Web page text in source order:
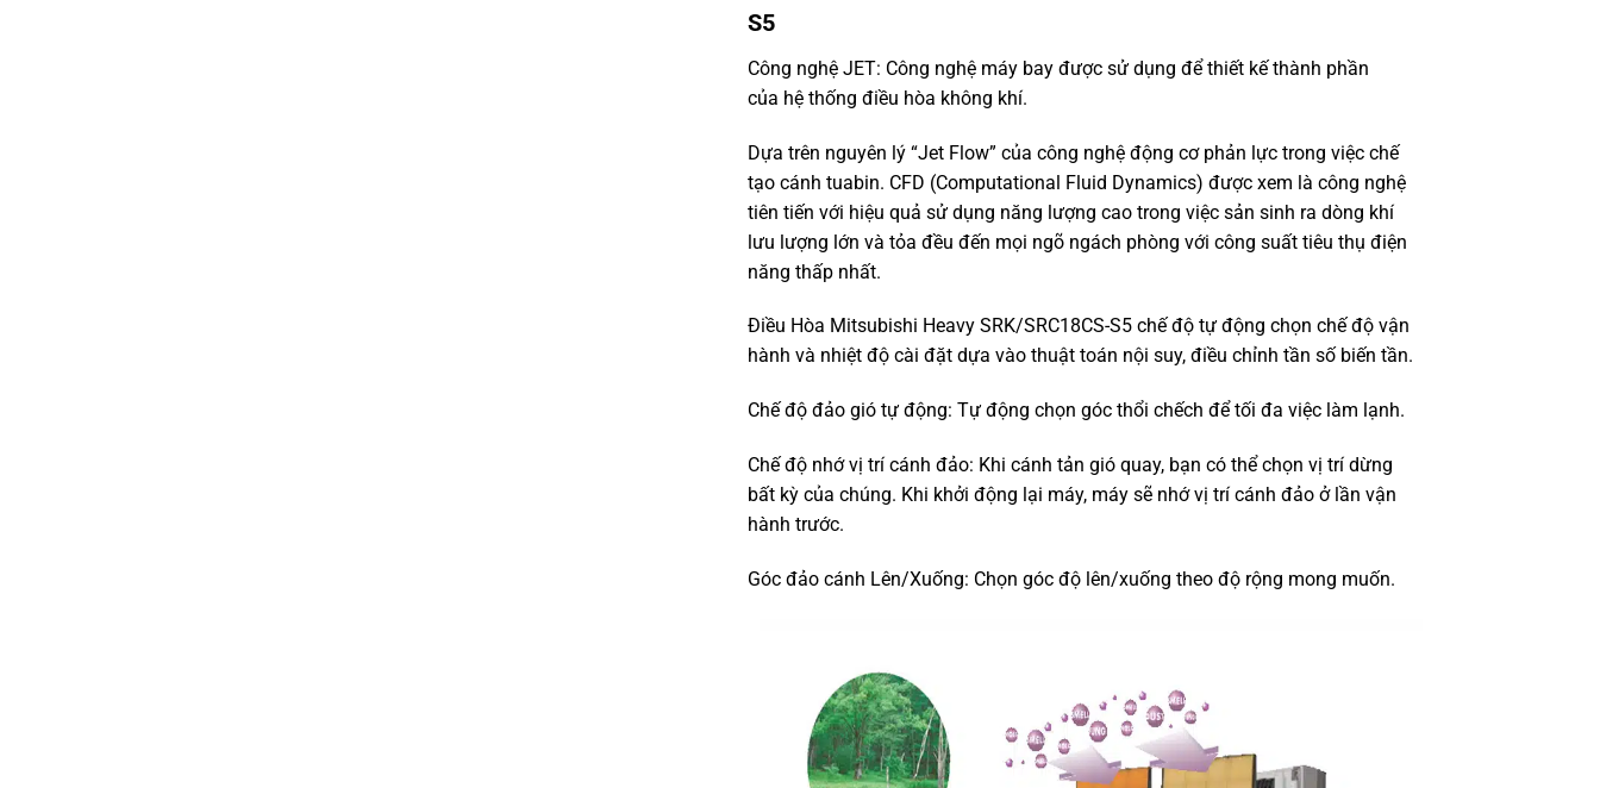
S5
Công nghệ JET: Công nghệ máy bay được sử dụng để thiết kế thành phần
của hệ thống điều hòa không khí.
Dựa trên nguyên lý “Jet Flow” của công nghệ động cơ phản lực trong việc chế
tạo cánh tuabin. CFD (Computational Fluid Dynamics) được xem là công nghệ
tiên tiến với hiệu quả sử dụng năng lượng cao trong việc sản sinh ra dòng khí
lưu lượng lớn và tỏa đều đến mọi ngõ ngách phòng với công suất tiêu thụ điện
năng thấp nhất.
Điều Hòa Mitsubishi Heavy SRK/SRC18CS-S5 chế độ tự động chọn chế độ vận
hành và nhiệt độ cài đặt dựa vào thuật toán nội suy, điều chỉnh tần số biến tần.
Chế độ đảo gió tự động: Tự động chọn góc thổi chếch để tối đa việc làm lạnh.
Chế độ nhớ vị trí cánh đảo: Khi cánh tản gió quay, bạn có thể chọn vị trí dừng
bất kỳ của chúng. Khi khởi động lại máy, máy sẽ nhớ vị trí cánh đảo ở lần vận
hành trước.
Góc đảo cánh Lên/Xuống: Chọn góc độ lên/xuống theo độ rộng mong muốn.